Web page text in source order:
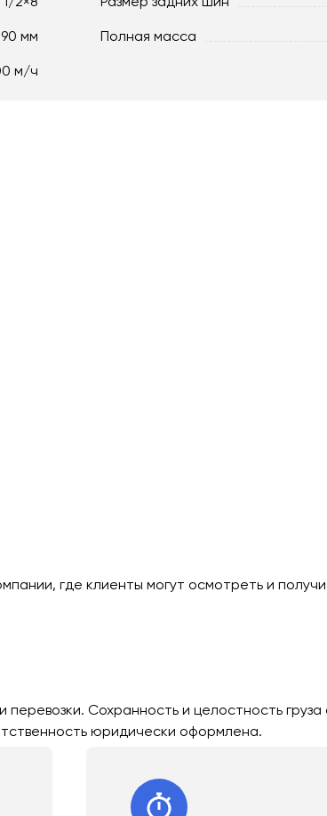
90 мм Полная масса
м/ч
где клиенты могут осмотреть и
Сохранность и целостность
юридически оформлена.